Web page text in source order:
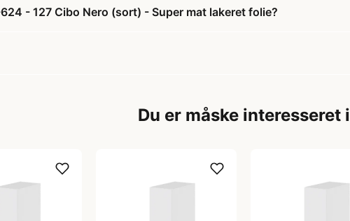
- 127 Cibo Nero (sort) - Super mat lakeret folie?
Du er måske interesseret i